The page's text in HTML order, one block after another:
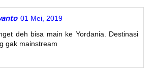
01 Mei, 2019
deh bisa main ke Yordania. Destinasi
gak mainstream